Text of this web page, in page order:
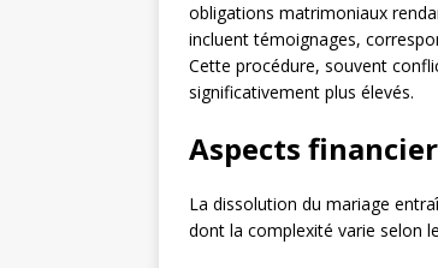
obligations matrimoniaux
incluent témoignages,
Cette procédure, souvent
significativement plus élevés.
Aspects
La dissolution du mariage
dont la complexité varie selon